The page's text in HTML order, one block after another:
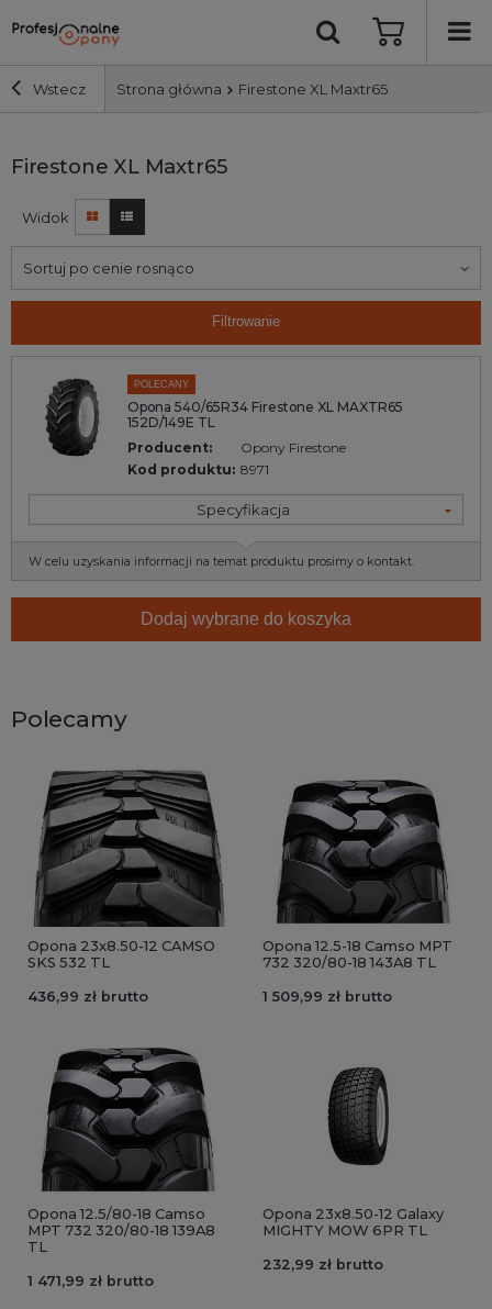
Wstecz Strona główna Firestone XL Maxtr65
Szerokość i profil
Średnica
Producent
Nośność
Wyszukaj
Firestone XL Maxtr65
Widok
Sortuj po cenie rosnąco
Filtrowanie
POLECANY
Opona 540/65R34 Firestone XL MAXTR65
152D/149E TL
Producent:
Opony Firestone
Kod produktu: 8971
Specyfikacja
W celu uzyskania informacji na temat produktu prosimy o kontakt.
Dodaj wybrane do koszyka
Polecamy
Opona 23x8.50-12 CAMSO
SKS 532 TL
436,99 zł brutto
Opona 12.5-18 Camso MPT
732 320/80-18 143A8 TL
1 509,99 zł brutto
Opona 12.5/80-18 Camso
MPT 732 320/80-18 139A8
TL
1 471,99 zł brutto
Opona 23x8.50-12 Galaxy
MIGHTY MOW 6PR TL
232,99 zł brutto